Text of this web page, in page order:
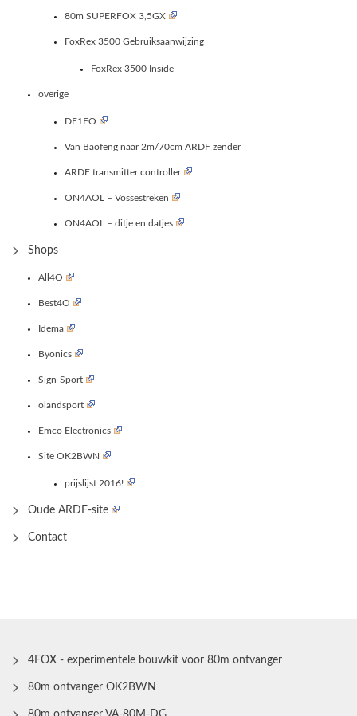
80m SUPERFOX 3,5GX
FoxRex 3500 Gebruiksaanwijzing
FoxRex 3500 Inside
overige
DF1FO
Van Baofeng naar 2m/70cm ARDF zender
ARDF transmitter controller
ON4AOL – Vossestreken
ON4AOL – ditje en datjes
Shops
All4O
Best4O
Idema
Byonics
Sign-Sport
olandsport
Emco Electronics
Site OK2BWN
prijslijst 2016!
Oude ARDF-site
Contact
4FOX - experimentele bouwkit voor 80m ontvanger
80m ontvanger OK2BWN